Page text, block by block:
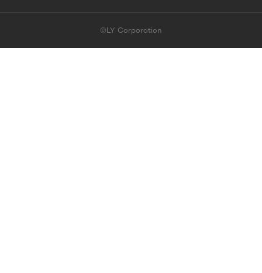
©LY Corporation
このコンテンツは掲載が終了しました | LINE占い